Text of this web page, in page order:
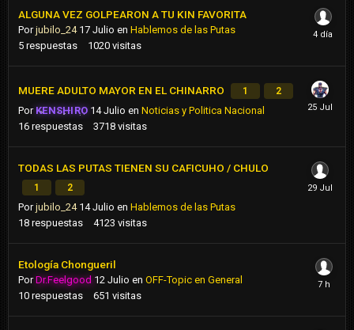
ALGUNA VEZ GOLPEARON A TU KIN FAVORITA
Porjubilo_24 17 Julio en Hablemos de las Putas
5 respuestas 1020 visitas
MUERE ADULTO MAYOR EN EL CHINARRO 1 2
Por KENSHIRO 14 Julio enNoticias y Politica Nacional
16 respuestas 3718 visitas
TODAS LAS PUTAS TIENEN SU CAFICUHO / CHULO
1 2
Porjubilo_24 14 Julio en Hablemos de las Putas
18 respuestas 4123 visitas
Etología Chongueril
PorDr.Feelgood 12 Julio en OFF-Topic en General
10 respuestas 651 visitas